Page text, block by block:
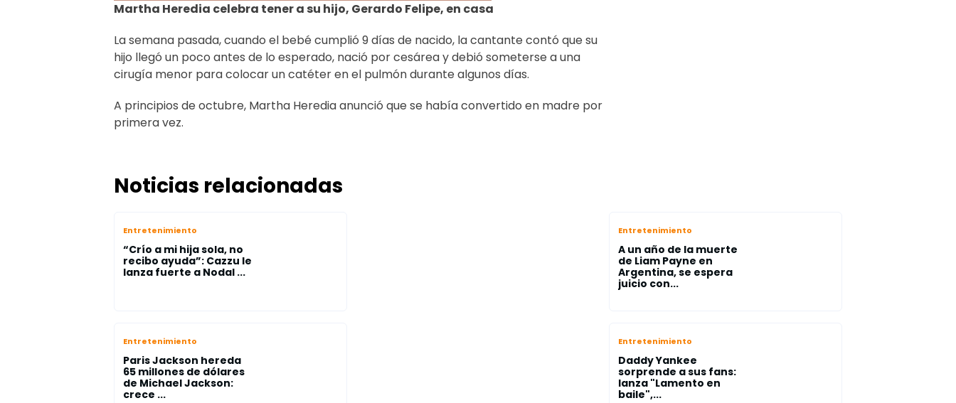
Martha Heredia celebra tener a su hijo, Gerardo Felipe, en casa
La semana pasada, cuando el bebé cumplió 9 días de nacido, la cantante contó que su
hijo llegó un poco antes de lo esperado, nació por cesárea y debió someterse a una
cirugía menor para colocar un catéter en el pulmón durante algunos días.
A principios de octubre, Martha Heredia anunció que se había convertido en madre por
primera vez.
Noticias relacionadas
Entretenimiento
“Crío a mi hija sola, no
recibo ayuda”: Cazzu le
lanza fuerte a Nodal ...
Entretenimiento
Paris Jackson hereda
65 millones de dólares
de Michael Jackson:
crece ...
Entretenimiento
A un año de la muerte
de Liam Payne en
Argentina, se espera
juicio con...
Entretenimiento
Daddy Yankee
sorprende a sus fans:
lanza "Lamento en
baile",...